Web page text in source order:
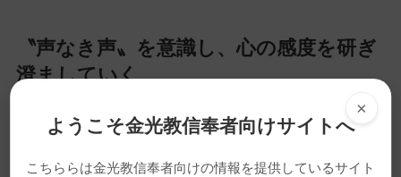
〝声なき声〟を意識し、心の感度を研ぎ
澄ましていく
「この人たちのことを、僕はどう祈らせてもら
えばいいのだろうか」。そんな思いを胸に抱えな
×
ようこそ金光教信奉者向けサイトへ
こちららは金光教信奉者向けの情報を提供しているサイト